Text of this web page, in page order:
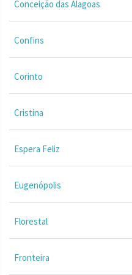
Conceição das Alagoas
Confins
Corinto
Cristina
Espera Feliz
Eugenópolis
Florestal
Fronteira